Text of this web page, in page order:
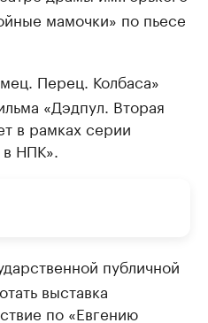
мамочки» по пьесе
Перец. Колбаса»
«Дэдпул. Вторая
в рамках серии
в НПК».
публичной
выставка
по «Евгению